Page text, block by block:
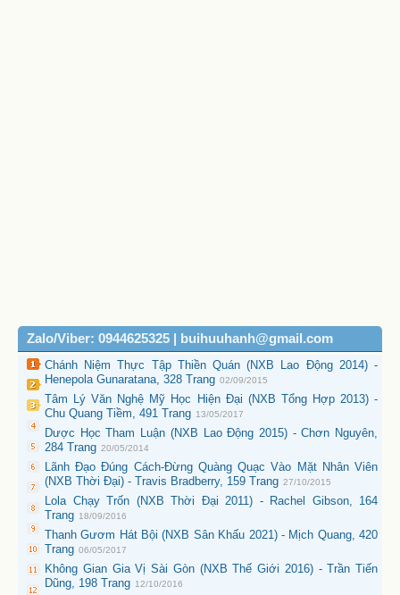
Zalo/Viber: 0944625325 | buihuuhanh@gmail.com
Chánh Niệm Thực Tập Thiền Quán (NXB Lao Động 2014) -
Henepola Gunaratana, 328 Trang 02/09/2015
Tâm Lý Văn Nghệ Mỹ Học Hiện Đại (NXB Tổng Hợp 2013) -
Chu Quang Tiềm, 491 Trang 13/05/2017
Dược Học Tham Luận (NXB Lao Động 2015) - Chơn Nguyên,
284 Trang 20/05/2014
Lãnh Đạo Đúng Cách-Đừng Quàng Quạc Vào Mặt Nhân Viên
(NXB Thời Đại) - Travis Bradberry, 159 Trang 27/10/2015
Lola Chạy Trốn (NXB Thời Đại 2011) - Rachel Gibson, 164
Trang 18/09/2016
Thanh Gươm Hát Bội (NXB Sân Khấu 2021) - Mịch Quang, 420
Trang 06/05/2017
Không Gian Gia Vị Sài Gòn (NXB Thế Giới 2016) - Trần Tiến
Dũng, 198 Trang 12/10/2016